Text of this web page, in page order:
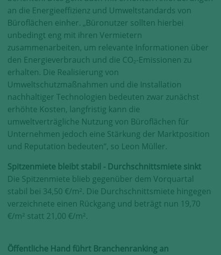
an die Energieeffizienz und Umweltstandards von
Büroflächen einher. „Büronutzer sollten hierbei
unbedingt eng mit ihren Vermietern
zusammenarbeiten, um relevante Informationen über
den Energieverbrauch und die CO₂-Emissionen zu
erhalten. Die Realisierung von
Umweltschutzmaßnahmen und die Installation
nachhaltiger Technologien bedeuten zwar zunächst
erhöhte Kosten, langfristig kann die
umweltverträgliche Nutzung von Büroflächen für
Unternehmen jedoch eine Stärkung der Marktposition
und Reputation bedeuten“, so Leon Müller.
Spitzenmiete bleibt stabil - Durchschnittsmiete sinkt
Die Spitzenmiete blieb gegenüber dem Vorquartal
stabil bei 34,50 €/m². Die Durchschnittsmiete hingegen
verzeichnete einen Rückgang und beträgt nun 19,70
€/m² statt 21,00 €/m².
Öffentliche Hand führt Branchenranking an